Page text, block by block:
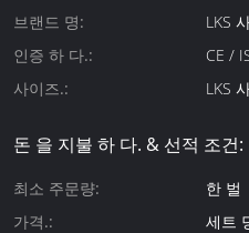
브랜드 명:
LKS
인증 하 다.:
CE /
사이즈.:
LKS
돈 을 지불 하 다. & 선적 조건:
최소 주문량:
한 벌
가격.:
세트